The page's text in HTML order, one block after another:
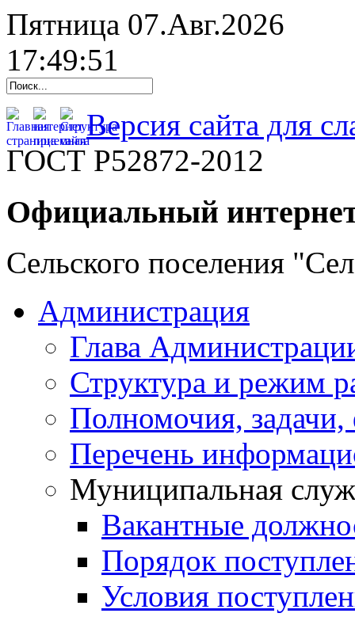
Пятница 07.Авг.2026
17:49:52
Версия сайта для
ГОСТ Р52872-2012
Официальный
Сельского поселения
Администрация
Глава
Структура и режим
Полномочия,
Перечень
Муниципальная
Вакантные
Порядок
Условия